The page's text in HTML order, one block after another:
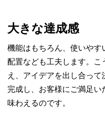
大きな達成感
機能はもちろん、使いやす
配置なども工夫します。こ
え、アイデアを出し合っ
完成し、お客様にご満足
味わえるのです。